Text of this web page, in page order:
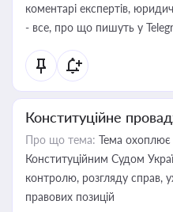
коментарі експертів,
- все, про що пишуть у
Конституційне
Про що тема: Тема охоплює
Конституційним Судом
контролю, розгляду справ,
правових позицій